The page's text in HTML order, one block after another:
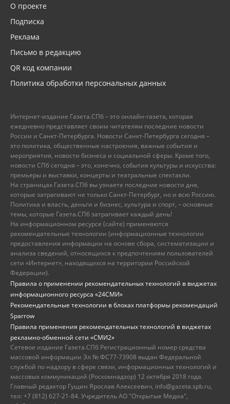
О проекте
Подписка
Реклама
Письмо в редакцию
QR код компании
Политика обработки персональных данных
Интернет-издание Газета.СПб – это онлайн-газета, которая
ежедневно представляет своим читателям последние новости
России и Санкт-Петербурга. Новости Санкт-Петербурга сегодня –
это политика, общественные настроения, важные события и
мероприятия, новости бизнеса и социальной сферы. Кроме того,
новости СПб сегодня – это, конечно, события культуры и искусства:
премьеры и выставки, концерты и театральные спектакли.
На страницах Газета.СПб вы узнаете последние новости дня,
которые затрагивают не только Санкт-Петербург, но и всю Россию.
Политика и власть, деньги и бизнес, культура и спорт, – основные
темы, которые Газета.СПб затрагивает каждый день!
На информационном ресурсе (сайте) применяются
рекомендательные технологии (информационные технологии
предоставления информации на основе сбора, систематизации и
анализа сведений, относящихся к предпочтениям пользователей
сети «Интернет», находящихся на территории Российской
Федерации).
Правила о применении рекомендательных технологий в виджетах
информационного ресурса «24СМИ»
Рекомендательные технологии в блоках платформы рекомендаций
Sparrow
Правила применения рекомендательных технологий в виджетах
рекламно-обменной сети «СМИ2»
Сетевое издание Газета.СПб Регистрационный номер средства
массовой информации Эл № ФС77-73908 выдан Федеральной
службой по надзору в сфере связи, информационных технологий и
массовых коммуникаций (Роскомнадзор) 12 октября 2018 года.
Главный редактор Гущин Ярослав Алексеевич, info@gazeta.spb.ru,
тел: +7 (812) 627-21-84. Учредитель АО "Открытые Медиа",